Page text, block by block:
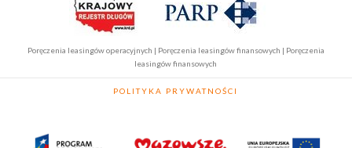
Poręczenia leasingów operacyjnych | Poręczenia leasingów finansowych | Poręczenia
leasingów finansowych
POLITYKA PRYWATNOŚCI